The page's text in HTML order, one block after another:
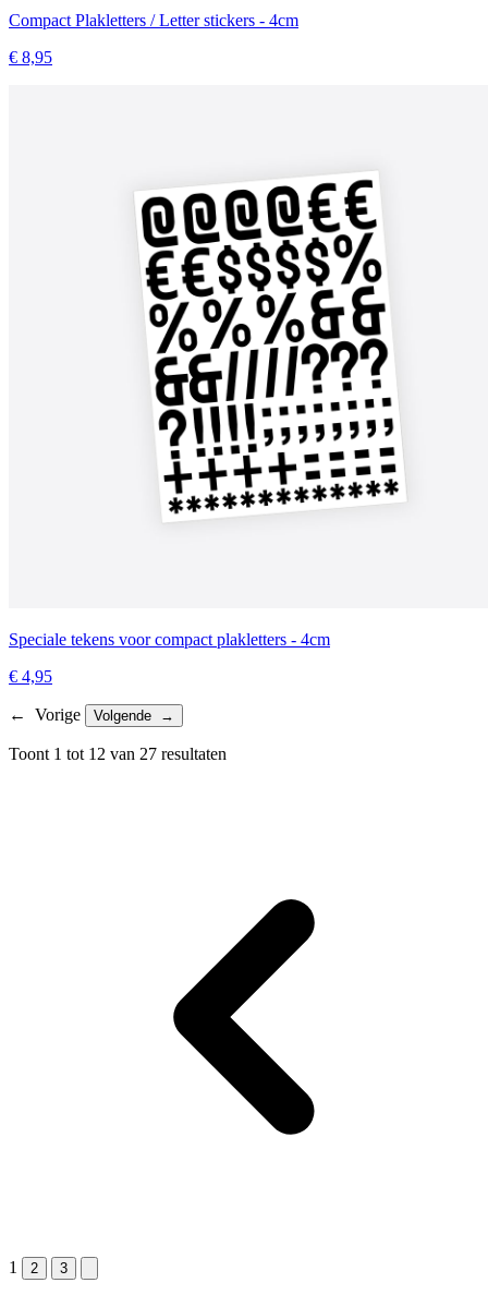
Compact Plakletters / Letter stickers - 4cm
€ 8,95
Speciale tekens voor compact plakletters - 4cm
€ 4,95
← Vorige Volgende →
Toont 1 tot 12 van 27 resultaten
1 2 3